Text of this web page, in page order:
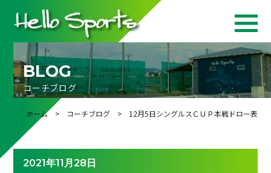
BLOG
コーチブログ
ホーム> コーチブログ> 12月5日シングルスＣＵＰ本戦ドロー表
2021年11月28日